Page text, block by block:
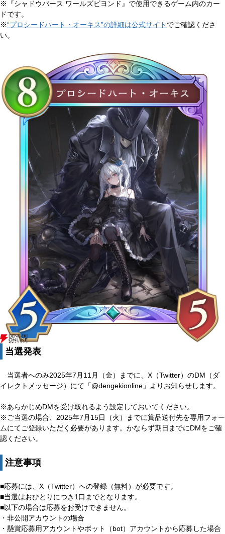
※『シャドウバース ワールズビヨンド』で使用できるゲーム内のカー
ドです。
※“プロシードハート・オーキス”の詳細は公式サイト でご確認くださ
い。
当選発表
当選者へのみ2025年7月11月（金）までに、X（Twitter）のDM（ダ
イレクトメッセージ）にて「@dengekionline」よりお知らせします。
※あらかじめDMを受け取れるよう設定しておいてください。
※ご当選の場合、2025年7月15日（火）までに賞品送付先を専用フォー
ムにてご登録いただく必要があります。かならず期日までにDMをご確
認ください。
注意事項
■応募には、X（Twitter）への登録（無料）が必要です。
■当選はおひとりにつき1口までとなります。
■以下の場合は応募をお受けできません。
・非公開アカウントの場合
・懸賞応募用アカウントやボット（bot）アカウントから応募した場合